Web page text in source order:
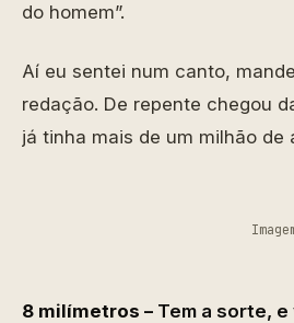
do homem”.
Aí eu sentei num canto,
redação. De repente chegou
já tinha mais de um milhão de
8 milímetros – Tem a sorte,